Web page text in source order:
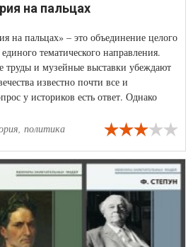
на пальцах
на пальцах» – это объединение целого
тематического направления.
труды и музейные выставки убеждают
известно почти все и
у историков есть ответ. Однако
противоречий и нестыковок.
политика